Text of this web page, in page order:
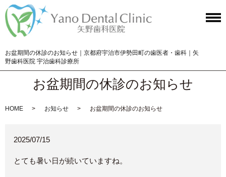
お盆期間の休診のお知らせ｜京都府宇治市伊勢田町の歯医者・歯科｜矢
野歯科医院 宇治歯科診療所
お盆期間の休診のお知らせ
HOME お知らせ お盆期間の休診のお知らせ
2025/07/15
とても暑い日が続いていますね。